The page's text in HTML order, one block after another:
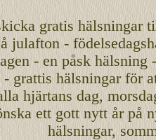
gratis
julafton -
- en påsk
grattis hälsningar för
hjärtans dag,
ett gott nytt årpå
hälsningar,